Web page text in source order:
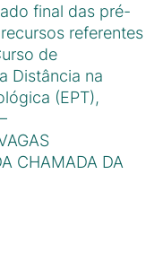
final das pré-
referentes
de
Distância na
(EPT),
CHAMADA DA